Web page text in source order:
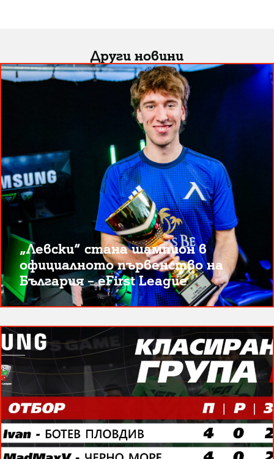
Други новини
„Левски“ стана шампион в
официалното първенство на
България – eFirst League